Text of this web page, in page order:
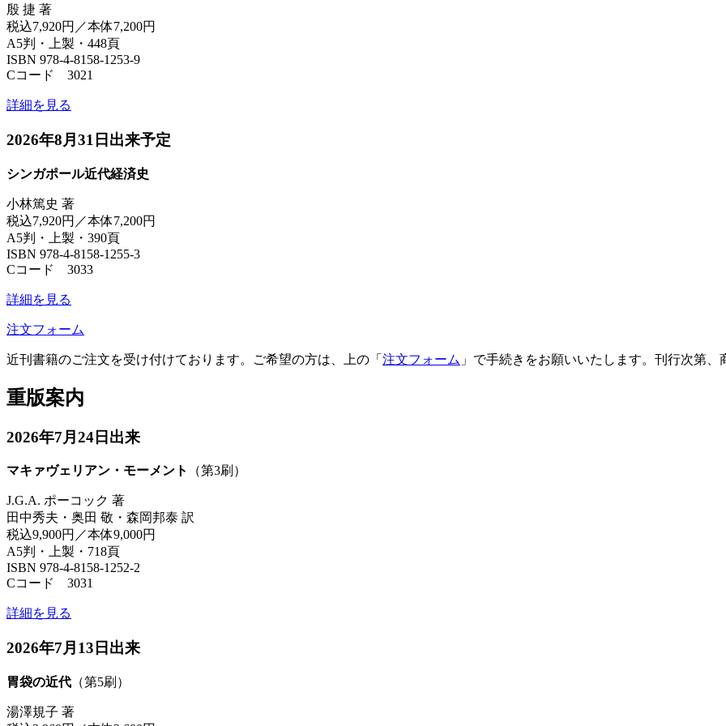
殷 捷 著
税込7,920円／本体7,200円
A5判・上製・448頁
ISBN 978-4-8158-1253-9
Cコード 3021
詳細を見る
2026年8月31日出来予定
シンガポール近代経済史
小林篤史 著
税込7,920円／本体7,200円
A5判・上製・390頁
ISBN 978-4-8158-1255-3
Cコード 3033
詳細を見る
注文フォーム
近刊書籍のご注文を受け付けております。ご希望の方は、上の「 注文フォーム 」で手続きをお願いいたします。刊行次第、
重版案内
2026年7月24日出来
マキァヴェリアン・モーメント （第3刷）
J.G.A. ポーコック 著
田中秀夫・奥田 敬・森岡邦泰 訳
税込9,900円／本体9,000円
A5判・上製・718頁
ISBN 978-4-8158-1252-2
Cコード 3031
詳細を見る
2026年7月13日出来
胃袋の近代 （第5刷）
湯澤規子 著